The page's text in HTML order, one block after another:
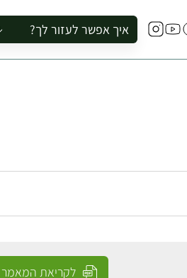
איך אפשר לעזור לך?
להזמין סיור לקבוצה
לקריאת המאמר